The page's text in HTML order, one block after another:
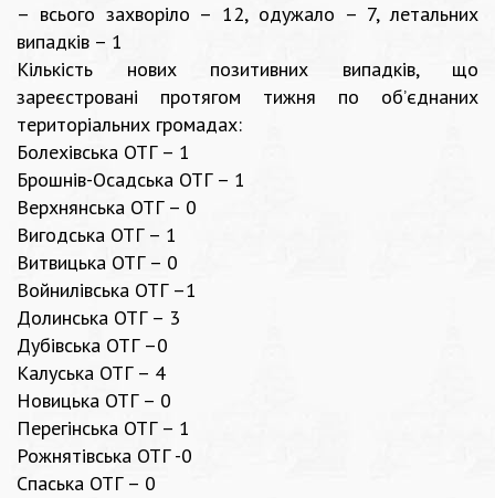
– всього захворіло – 12, одужало – 7, летальних
випадків – 1
Кількість нових позитивних випадків, що
зареєстровані протягом тижня по об’єднаних
територіальних громадах:
Болехівська ОТГ – 1
Брошнів-Осадська ОТГ – 1
Верхнянська ОТГ – 0
Вигодська ОТГ – 1
Витвицька ОТГ – 0
Войнилівська ОТГ –1
Долинська ОТГ – 3
Дубівська ОТГ –0
Калуська ОТГ – 4
Новицька ОТГ – 0
Перегінська ОТГ – 1
Рожнятівська ОТГ -0
Спаська ОТГ – 0